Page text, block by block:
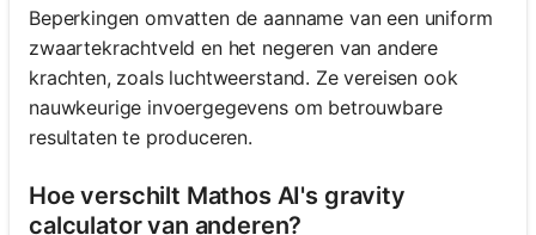
Beperkingen omvatten de aanname van een uniform
zwaartekrachtveld en het negeren van andere
krachten, zoals luchtweerstand. Ze vereisen ook
nauwkeurige invoergegevens om betrouwbare
resultaten te produceren.
Hoe verschilt Mathos AI's gravity
calculator van anderen?